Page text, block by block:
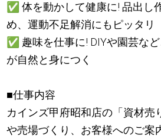
✅ 体を動かして健康に! 品出し
め、運動不足解消にもピッタリ
✅ 趣味を仕事に! DIYや園芸な
が自然と身につく
■仕事内容
カインズ甲府昭和店の「資材売
や売場づくり、お客様へのご案